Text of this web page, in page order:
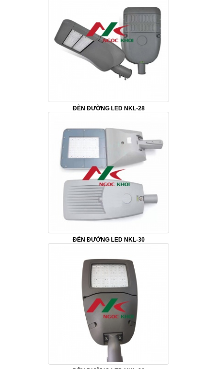
ĐÈN ĐƯỜNG LED NKL-28
ĐÈN ĐƯỜNG LED NKL-30